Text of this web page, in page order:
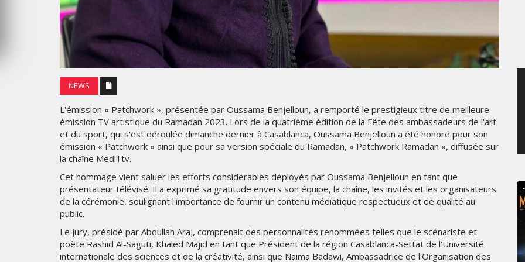
NEWS
L'émission « Patchwork », présentée par Oussama Benjelloun, a remporté le prestigieux titre de meilleure
émission TV artistique du Ramadan 2023. Lors de la quatrième édition de la Fête des ambassadeurs de l'art
et du sport, qui s'est déroulée dimanche dernier à Casablanca, Oussama Benjelloun a été honoré pour son
émission « Patchwork » ainsi que pour sa version spéciale du Ramadan, « Patchwork Ramadan », diffusée sur
la chaîne Medi1tv.
Cet hommage vient saluer les efforts considérables déployés par Oussama Benjelloun en tant que
présentateur télévisé. Il a exprimé sa gratitude envers son équipe, la chaîne, les invités et les organisateurs
de la cérémonie, soulignant l'importance de fournir un contenu médiatique respectueux et de qualité au
public.
Le jury, présidé par Abdullah Araj, comprenait des personnalités renommées telles que le scénariste et
poète Rashid Al-Saguti, Khaled Majid en tant que Président de la région Casablanca-Settat de l'Université
internationale des sciences et de la créativité, ainsi que Naima Badawi, Ambassadrice de l'Organisation des
MERCREDI 5 AOÛT 2026